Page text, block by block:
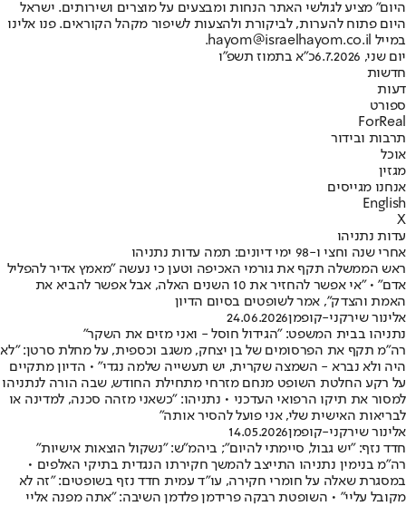
היום" מציע לגולשי האתר הנחות ומבצעים על מוצרים ושירותים. ישראל
היום פתוח להערות, לביקורת ולהצעות לשיפור מקהל הקוראים. פנו אלינו
במייל hayom@israelhayom.co.il.
יום שני, 6.7.2026
כ"א בתמוז תשפ"ו
חדשות
דעות
ספורט
ForReal
תרבות ובידור
אוכל
מגזין
אנחנו מגייסים
English
X
עדות נתניהו
אחרי שנה וחצי ו-98 ימי דיונים: תמה עדות נתניהו
ראש הממשלה תקף את גורמי האכיפה וטען כי נעשה "מאמץ אדיר להפליל
אדם" • "אי אפשר להחזיר את 10 השנים האלה, אבל אפשר להביא את
האמת והצדק", אמר לשופטים בסיום הדיון
אלינור שירקני-קופמן24.06.2026
נתניהו בבית המשפט: "הגידול חוסל - ואני מזים את השקר"
רה"מ תקף את הפרסומים של בן יצחק, משגב וכספית, על מחלת סרטן: "לא
היה ולא נברא - השמצה שקרית, יש תעשייה שלמה נגדי" • הדיון מתקיים
על רקע החלטת השופט מנחם מזרחי מתחילת החודש, שבה הורה לנתניהו
למסור את תיקו הרפואי העדכני • נתניהו: "כשאני מזהה סכנה, למדינה או
לבריאות האישית שלי, אני פועל להסיר אותה"
אלינור שירקני-קופמן14.05.2026
חדד נזף: "יש גבול, סיימתי להיום"; ביהמ"ש: "נשקול הוצאות אישיות"
רה"מ בנימין נתניהו התייצב להמשך חקירתו הנגדית בתיקי האלפים •
במסגרת שאלה על חומרי חקירה, עו"ד עמית חדד נזף בשופטים: "זה לא
מקובל עליי" • השופטת רבקה פרידמן פלדמן השיבה: "אתה מפנה אליי